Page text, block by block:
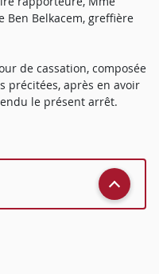
Ben Belkacem, greffière
de cassation, composée
précitées, après en avoir
le présent arrêt.